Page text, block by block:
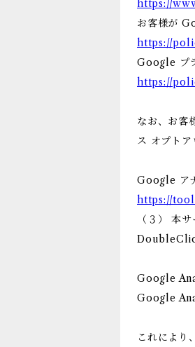
https://
お客様が
https://
Google プ
https://
なお、お客
ス オプトア
Google ア
https://
（３） 本
Google
Google
これによ